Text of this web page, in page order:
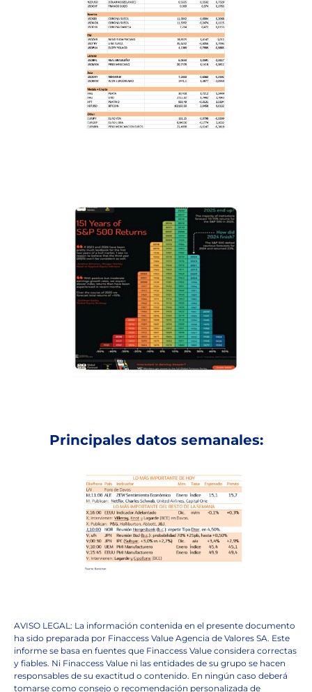
Principales datos semanales:
AVISO LEGAL: La información contenida en el presente documento
ha sido preparada por Finaccess Value Agencia de Valores SA. Este
informe se basa en fuentes que Finaccess Value considera correctas
y fiables. Ni Finaccess Value ni las entidades de su grupo se hacen
responsables de su exactitud o contenido. En ningún caso deberá
tomarse como consejo o recomendación personalizada de